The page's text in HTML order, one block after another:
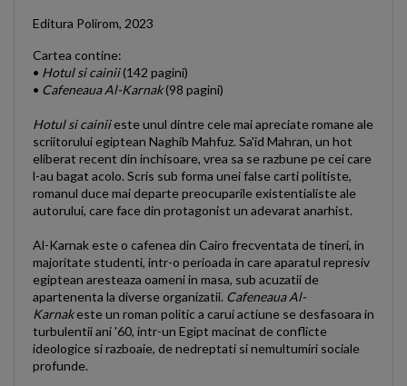
Editura Polirom, 2023
Cartea contine:
• Hotul si cainii(142 pagini)
• Cafeneaua Al-Karnak(98 pagini)
Hotul si cainiieste unul dintre cele mai apreciate romane ale
scriitorului egiptean Naghib Mahfuz. Sa'id Mahran, un hot
eliberat recent din inchisoare, vrea sa se razbune pe cei care
l-au bagat acolo. Scris sub forma unei false carti politiste,
romanul duce mai departe preocuparile existentialiste ale
autorului, care face din protagonist un adevarat anarhist.
Al-Karnak este o cafenea din Cairo frecventata de tineri, in
majoritate studenti, intr-o perioada in care aparatul represiv
egiptean aresteaza oameni in masa, sub acuzatii de
apartenenta la diverse organizatii. Cafeneaua Al-
Karnakeste un roman politic a carui actiune se desfasoara in
turbulentii ani '60, intr-un Egipt macinat de conflicte
ideologice si razboaie, de nedreptati si nemultumiri sociale
profunde.